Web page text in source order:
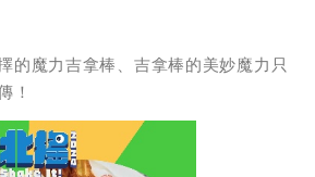
的魔力吉拿棒、吉拿棒的美妙魔力只
！